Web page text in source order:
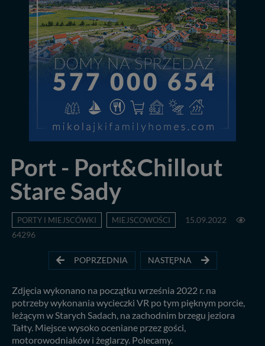
Port - Port&Chillout
Stare Sady
PORTY I MIEJSCÓWKI MIEJSCOWOŚCI
15.09.2022
64296
POPRZEDNIA NASTĘPNA
Zdjęcia wykonano na początku września 2022 r. na
potrzeby wykonania wycieczki VR po tym pięknym porcie,
leżącym w Starych Sadach, na zachodnim brzegu jeziora
Tałty. Miejsce wysoko oceniane przez gości,
motorowodniaków i żeglarzy. Polecamy.